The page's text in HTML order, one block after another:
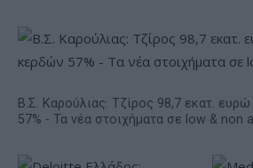
Β.Σ. Καρούλιας: Τζίρος 98,7 εκατ.
57% - Τα νέα στοιχήματα σε low & non